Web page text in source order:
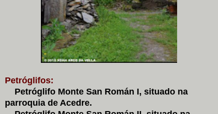
Petróglifos:
Petróglifo Monte San Román I, situado na
parroquia de Acedre.